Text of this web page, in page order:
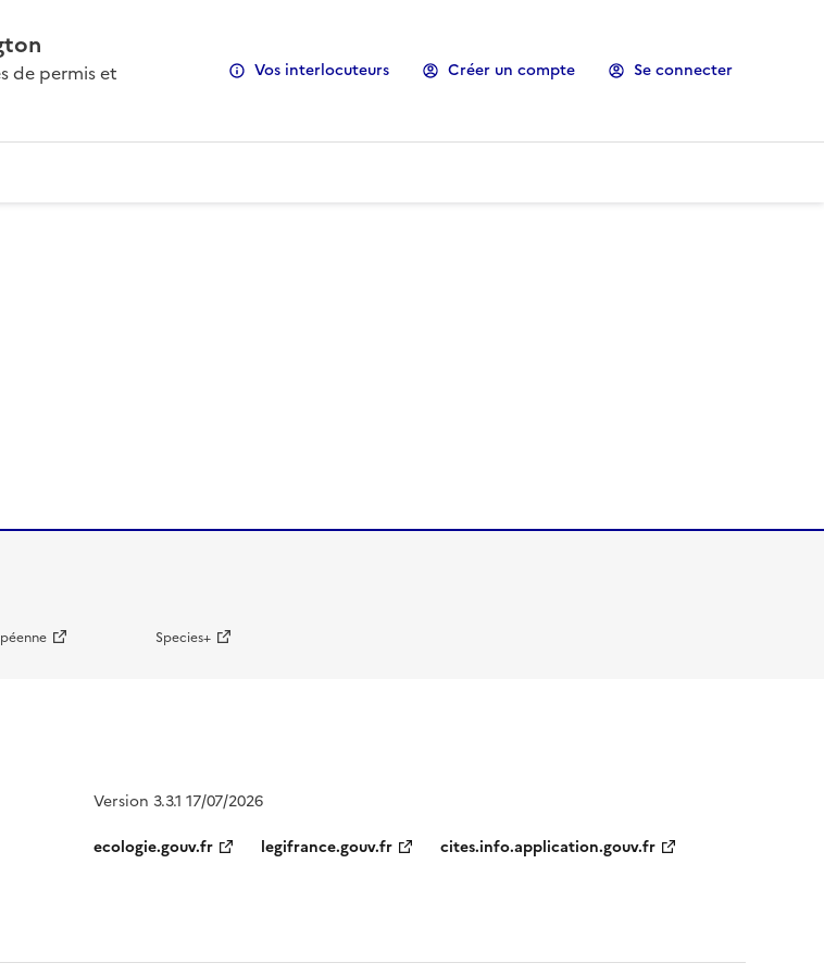
de permis et
Vos interlocuteurs Créer un compte Se connecter
Species+
Version 3.3.1 17/07/2026
ecologie.gouv.fr
legifrance.gouv.fr cites.info.application.gouv.fr